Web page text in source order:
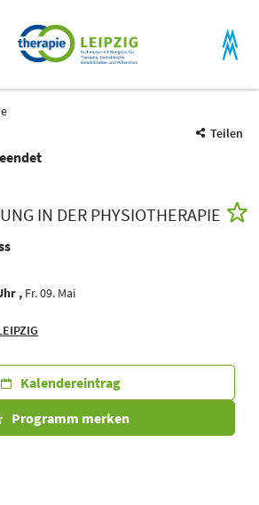
Teilen
IN DER PHYSIOTHERAPIE
Fr. 09. Mai
Kalendereintrag
Programm merken